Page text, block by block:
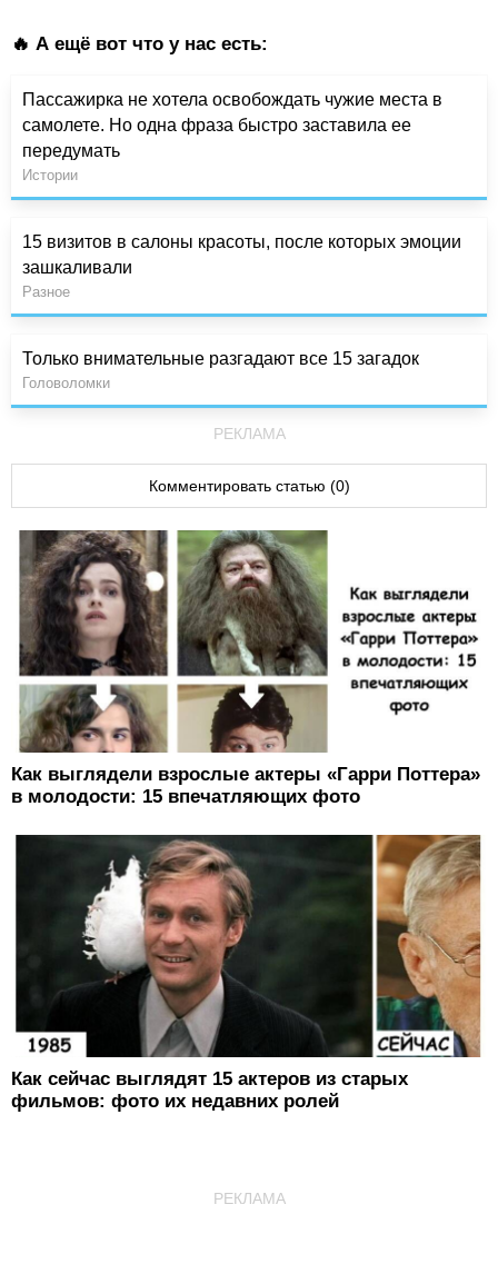
🔥 А ещё вот что у нас есть:
Пассажирка не хотела освобождать чужие места в
самолете. Но одна фраза быстро заставила ее
передумать
Истории
15 визитов в салоны красоты, после которых эмоции
зашкаливали
Разное
Только внимательные разгадают все 15 загадок
Головоломки
РЕКЛАМА
Комментировать статью (0)
Как выглядели взрослые актеры «Гарри Поттера»
в молодости: 15 впечатляющих фото
Как сейчас выглядят 15 актеров из старых
фильмов: фото их недавних ролей
РЕКЛАМА